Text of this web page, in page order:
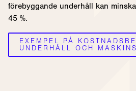
förebyggande underhåll kan
45 %.
EXEMPEL PÅ
UNDERHÅLL OCH